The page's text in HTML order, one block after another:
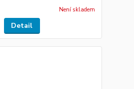
Není skladem
Detail